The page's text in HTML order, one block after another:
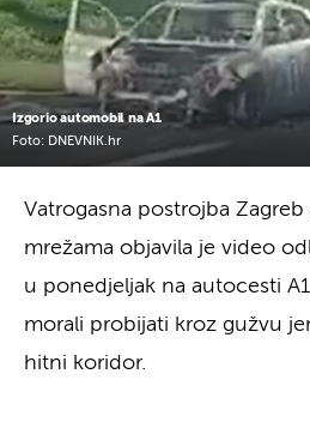
Izgorio automobil na A1
Foto: DNEVNIK.hr
Vatrogasna postrojba
mrežama objavila je video
u ponedjeljak na autocesti
morali probijati kroz gužvu
hitni koridor.